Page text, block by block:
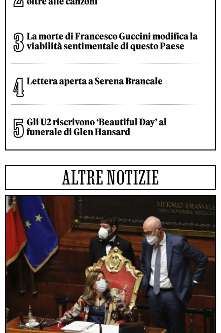
La morte di Francesco Guccini modifica la
viabilità sentimentale di questo Paese
Lettera aperta a Serena Brancale
Gli U2 riscrivono ‘Beautiful Day’ al
funerale di Glen Hansard
ALTRE NOTIZIE